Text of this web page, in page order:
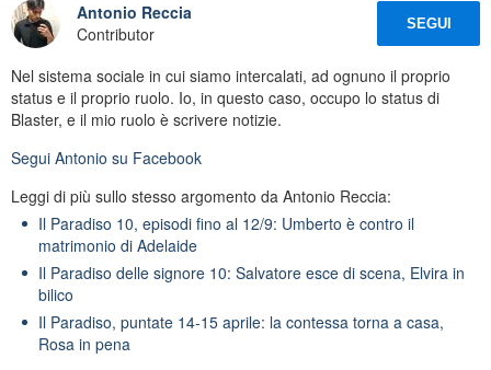
Antonio Reccia
Contributor
SEGUI
Nel sistema sociale in cui siamo intercalati, ad ognuno il proprio
status e il proprio ruolo. Io, in questo caso, occupo lo status di
Blaster, e il mio ruolo è scrivere notizie.
Segui Antonio su Facebook
Leggi di più sullo stesso argomento da Antonio Reccia:
Il Paradiso 10, episodi fino al 12/9: Umberto è contro il
matrimonio di Adelaide
Il Paradiso delle signore 10: Salvatore esce di scena, Elvira in
bilico
Il Paradiso, puntate 14-15 aprile: la contessa torna a casa,
Rosa in pena